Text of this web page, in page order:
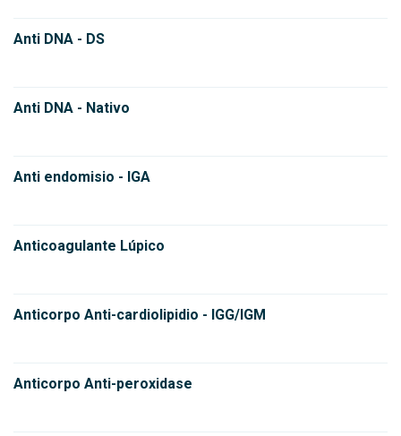
Anti DNA - DS
Anti DNA - Nativo
Anti endomisio - IGA
Anticoagulante Lúpico
Anticorpo Anti-cardiolipidio - IGG/IGM
Anticorpo Anti-peroxidase